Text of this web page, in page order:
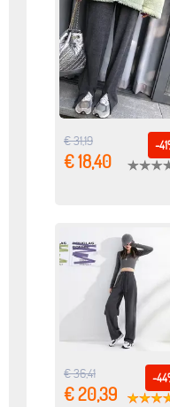
-
€ 31,19
€ 18,40
-
€ 36,41
€ 20,39